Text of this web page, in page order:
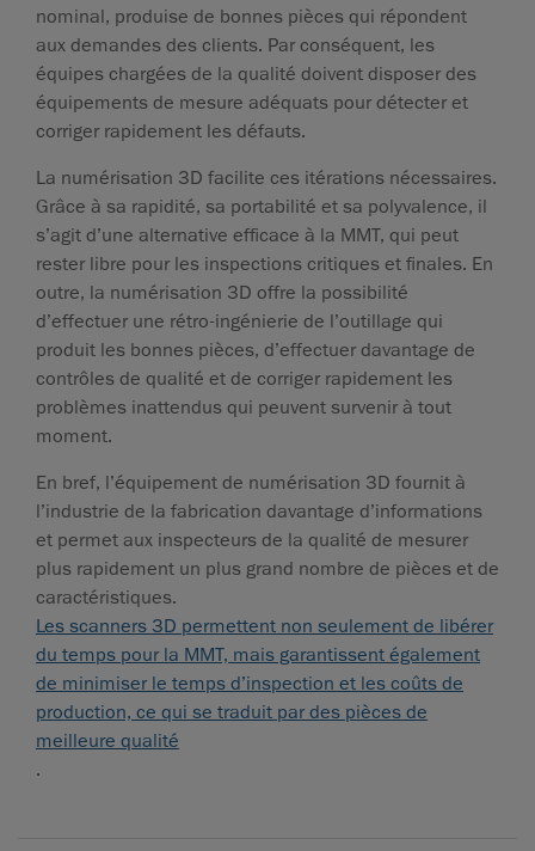
nominal, produise de bonnes pièces qui répondent
aux demandes des clients. Par conséquent, les
équipes chargées de la qualité doivent disposer des
équipements de mesure adéquats pour détecter et
corriger rapidement les défauts.
La numérisation 3D facilite ces itérations nécessaires.
Grâce à sa rapidité, sa portabilité et sa polyvalence, il
s’agit d’une alternative efficace à la MMT, qui peut
rester libre pour les inspections critiques et finales. En
outre, la numérisation 3D offre la possibilité
d’effectuer une rétro-ingénierie de l’outillage qui
produit les bonnes pièces, d’effectuer davantage de
contrôles de qualité et de corriger rapidement les
problèmes inattendus qui peuvent survenir à tout
moment.
En bref, l’équipement de numérisation 3D fournit à
l’industrie de la fabrication davantage d’informations
et permet aux inspecteurs de la qualité de mesurer
plus rapidement un plus grand nombre de pièces et de
caractéristiques.
Les scanners 3D permettent non seulement de libérer
du temps pour la MMT, mais garantissent également
de minimiser le temps d’inspection et les coûts de
production, ce qui se traduit par des pièces de
meilleure qualité
.